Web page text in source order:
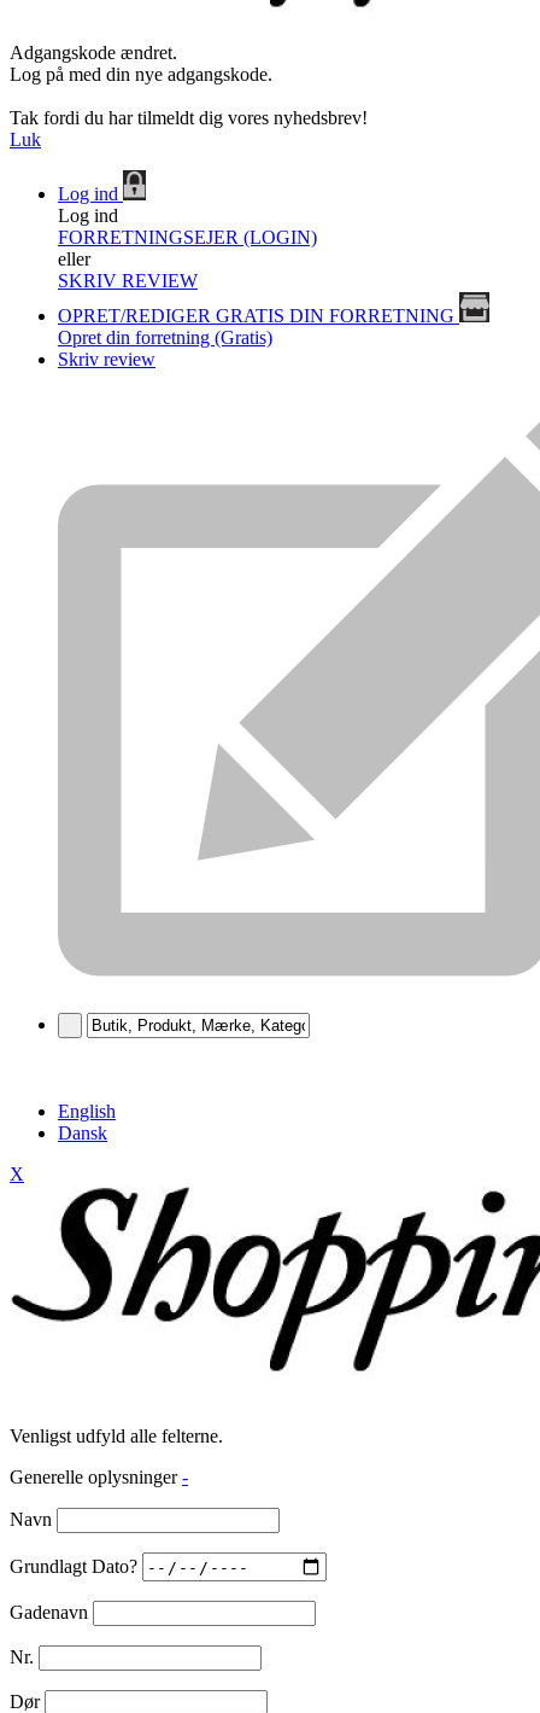
Adgangskode ændret.
Log på med din nye adgangskode.
Tak fordi du har tilmeldt dig vores nyhedsbrev!
Luk
Log ind
Log ind
FORRETNINGSEJER (LOGIN)
eller
SKRIV REVIEW
OPRET/REDIGER GRATIS DIN FORRETNING
Opret din forretning (Gratis)
Skriv review
English
Dansk
X
Venligst udfyld alle felterne.
Generelle oplysninger -
Navn
Grundlagt Dato?
Gadenavn
Nr.
Dør